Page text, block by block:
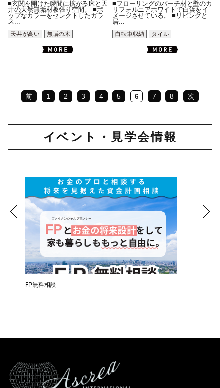
■玄関を開けた瞬間に拡がる床と天
井の天然無垢材板張り空間。 ■ポ
ップなカラーをセレクトしたガラ
ス...
天井が高い
無垢の木
■フローリングのバーチ材と壁のカ
リフォルニアホワイトで白浜をイ
メージさせている。 ■リビングと
居...
自転車収納
タイル
前 1 2 3 4 5 6 7 8 次
イベント・見学会情報
FP無料相談